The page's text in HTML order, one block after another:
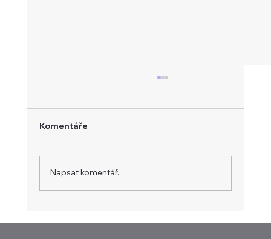
Komentáře
Napsat komentář...